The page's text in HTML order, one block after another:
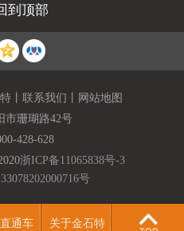
到顶部
联系我们
网站地图
市珊瑚路42号
428-628
浙ICP备11065838号-3
号
通车 关于金石特